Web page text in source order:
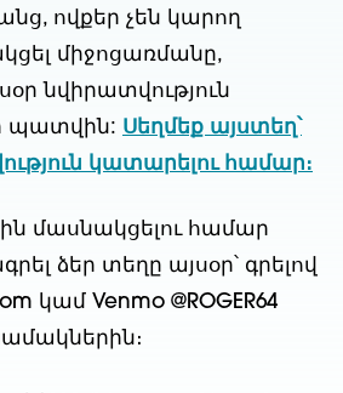
ովքեր չեն կարող
միջոցառմանը,
նվիրատվություն
պատվին: Սեղմեք այստեղ՝
կատարելու համար։
մասնակցելու համար
ձեր տեղը այսօր՝ գրելով
կամ Venmo @ROGER64